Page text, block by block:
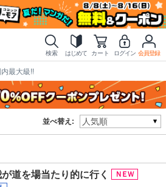
検索 はじめて カート ログイン 会員登録
最大級!!
並べ替え:
道を場当たり的に行く